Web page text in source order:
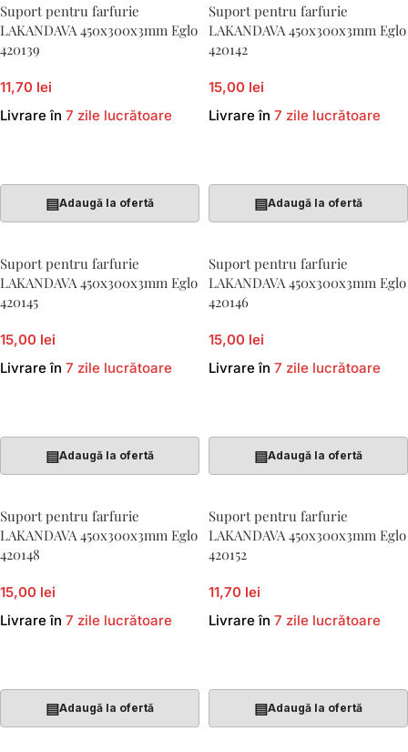
Suport pentru farfurie
LAKANDAVA 450x300x3mm Eglo
420139
11,70 lei
Livrare în 7 zile lucrătoare
▤Adaugă la ofertă
Suport pentru farfurie
LAKANDAVA 450x300x3mm Eglo
420142
15,00 lei
Livrare în 7 zile lucrătoare
▤Adaugă la ofertă
Suport pentru farfurie
LAKANDAVA 450x300x3mm Eglo
420145
15,00 lei
Livrare în 7 zile lucrătoare
▤Adaugă la ofertă
Suport pentru farfurie
LAKANDAVA 450x300x3mm Eglo
420146
15,00 lei
Livrare în 7 zile lucrătoare
▤Adaugă la ofertă
Suport pentru farfurie
LAKANDAVA 450x300x3mm Eglo
420148
15,00 lei
Livrare în 7 zile lucrătoare
▤Adaugă la ofertă
Suport pentru farfurie
LAKANDAVA 450x300x3mm Eglo
420152
11,70 lei
Livrare în 7 zile lucrătoare
▤Adaugă la ofertă